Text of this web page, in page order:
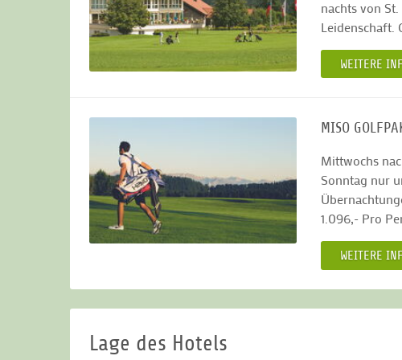
nachts von
Leidenschaft.
WEITERE
MISO
Mittwochs
Sonntag nur
1.096,- Pro
WEITERE
Lage des Hotels